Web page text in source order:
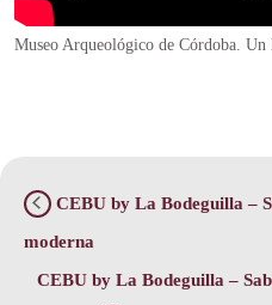
Museo Arqueológico de Córdoba.
CEBU by La Bodeguilla –
moderna
CEBU by La Bodeguilla –